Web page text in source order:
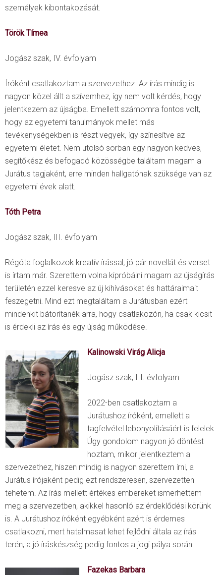
személyek kibontakozását.
Török Tímea
Jogász szak, IV. évfolyam
Íróként csatlakoztam a szervezethez. Az írás mindig is
nagyon közel állt a szívemhez, így nem volt kérdés, hogy
jelentkezem az újságba. Emellett számomra fontos volt,
hogy az egyetemi tanulmányok mellet más
tevékenységekben is részt vegyek, így színesítve az
egyetemi életet. Nem utolsó sorban egy nagyon kedves,
segítőkész és befogadó közösségbe találtam magam a
Jurátus tagjaként, erre minden hallgatónak szüksége van az
egyetemi évek alatt.
Tóth Petra
Jogász szak, III. évfolyam
Régóta foglalkozok kreatív írással, jó pár novellát és verset
is írtam már. Szerettem volna kipróbálni magam az újságírás
területén ezzel keresve az új kihívásokat és hattáraimait
feszegetni. Mind ezt megtaláltam a Jurátusban ezért
mindenkit bátorítanék arra, hogy csatlakozón, ha csak kicsit
is érdekli az írás és egy újság működése.
Kalinowski Virág Alicja
Jogász szak, III. évfolyam
2022-ben csatlakoztam a
Jurátushoz íróként, emellett a
tagfelvétel lebonyolításáért is felelek.
Úgy gondolom nagyon jó döntést
hoztam, mikor jelentkeztem a
szervezethez, hiszen mindig is nagyon szerettem írni, a
Jurátus írójaként pedig ezt rendszeresen, szervezetten
tehetem. Az írás mellett értékes embereket ismerhettem
meg a szervezetben, akikkel hasonló az érdeklődési körünk
is. A Jurátushoz íróként egyébként azért is érdemes
csatlakozni, mert hatalmasat lehet fejlődni általa az írás
terén, a jó íráskészség pedig fontos a jogi pálya során
Fazekas Barbara